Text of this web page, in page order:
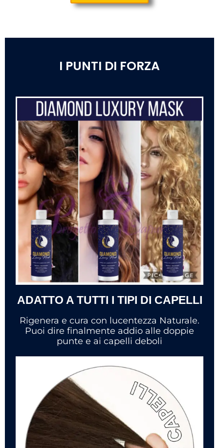
I PUNTI DI FORZA
ADATTO A TUTTI I TIPI DI CAPELLI
Rigenera e cura con lucentezza Naturale.
Puoi dire finalmente addio alle doppie
punte e ai capelli deboli